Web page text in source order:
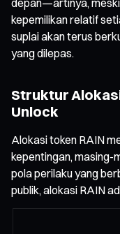
kepemilikan relatif
suplai akan terus
yang dilepas.
Struktur
Unlock
Alokasi token RAIN
kepentingan, masing-
pola perilaku yang
publik, alokasi RAIN